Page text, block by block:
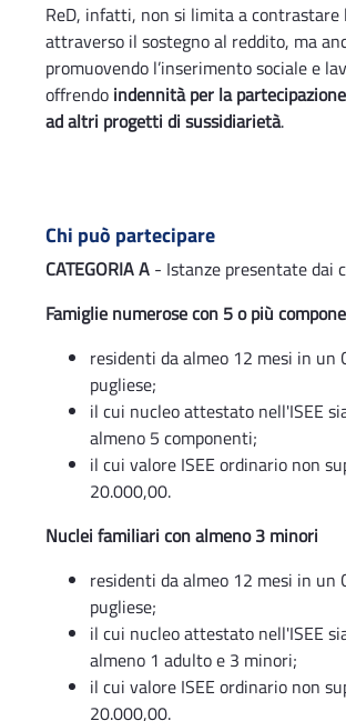
ReD, infatti, non si limita a contrastare
attraverso il sostegno al reddito, ma
promuovendo l’inserimento sociale e
offrendo indennità per la
ad altri progetti di sussidiarietà.
Chi può partecipare
CATEGORIA A - Istanze presentate dai
Famiglie numerose con 5 o più
residenti da almeo 12 mesi in un
pugliese;
il cui nucleo attestato nell'ISEE
almeno 5 componenti;
il cui valore ISEE ordinario non
20.000,00.
Nuclei familiari con almeno 3 minori
residenti da almeo 12 mesi in un
pugliese;
il cui nucleo attestato nell'ISEE
almeno 1 adulto e 3 minori;
il cui valore ISEE ordinario non
20.000,00.